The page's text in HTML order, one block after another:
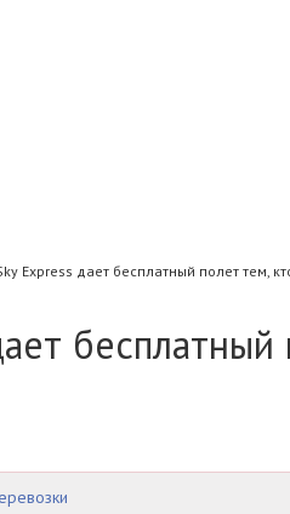
Express дает бесплатный полет тем,